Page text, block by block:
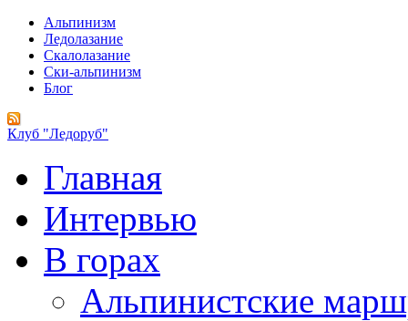
Альпинизм
Ледолазание
Скалолазание
Ски-альпинизм
Блог
Клуб "Ледоруб"
Главная
Интервью
В горах
Альпинистские